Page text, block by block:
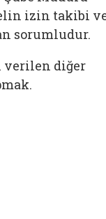
izin takibi
sorumludur.
verilen diğer